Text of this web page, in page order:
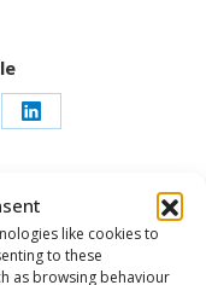
like cookies to
to these
as browsing behaviour
Share
LinkedIn
le Joueur de